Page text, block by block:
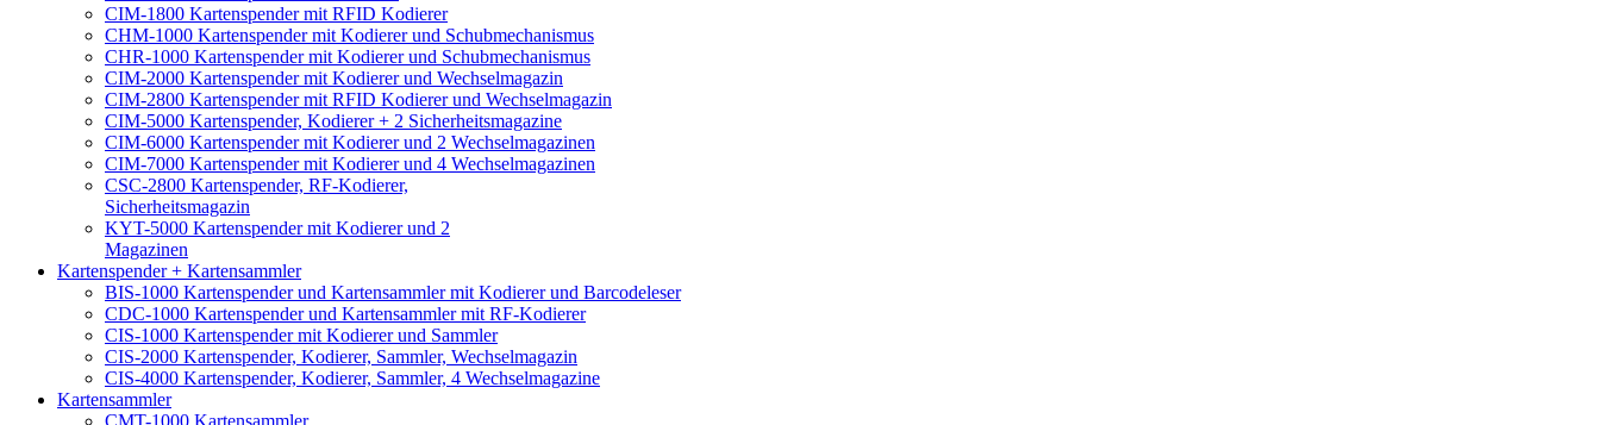
CIM-1800 Kartenspender mit RFID Kodierer
CHM-1000 Kartenspender mit Kodierer und Schubmechanismus
CHR-1000 Kartenspender mit Kodierer und Schubmechanismus
CIM-2000 Kartenspender mit Kodierer und Wechselmagazin
CIM-2800 Kartenspender mit RFID Kodierer und Wechselmagazin
CIM-5000 Kartenspender, Kodierer + 2 Sicherheitsmagazine
CIM-6000 Kartenspender mit Kodierer und 2 Wechselmagazinen
CIM-7000 Kartenspender mit Kodierer und 4 Wechselmagazinen
CSC-2800 Kartenspender, RF-Kodierer,
Sicherheitsmagazin
KYT-5000 Kartenspender mit Kodierer und 2
Magazinen
Kartenspender + Kartensammler
BIS-1000 Kartenspender und Kartensammler mit Kodierer und Barcodeleser
CDC-1000 Kartenspender und Kartensammler mit RF-Kodierer
CIS-1000 Kartenspender mit Kodierer und Sammler
CIS-2000 Kartenspender, Kodierer, Sammler, Wechselmagazin
CIS-4000 Kartenspender, Kodierer, Sammler, 4 Wechselmagazine
Kartensammler
CMT-1000 Kartensammler